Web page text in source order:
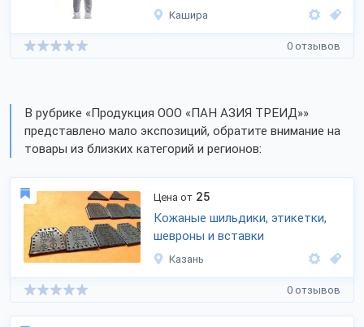
Кашира
0 отзывов
В рубрике «Продукция ООО «ПАН АЗИЯ ТРЕИД»»
представлено мало экспозиций, обратите внимание на
товары из близких категорий и регионов:
Цена от 25
Кожаные шильдики, этикетки,
шевроны и вставки
Казань
0 отзывов